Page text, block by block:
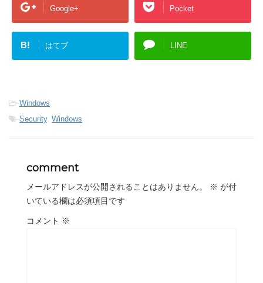
Google+ Pocket
B! はてブ LINE
-Windows
-Security, Windows
comment
メールアドレスが公開されることはありません。 ※ が付
いている欄は必須項目です
コメント ※